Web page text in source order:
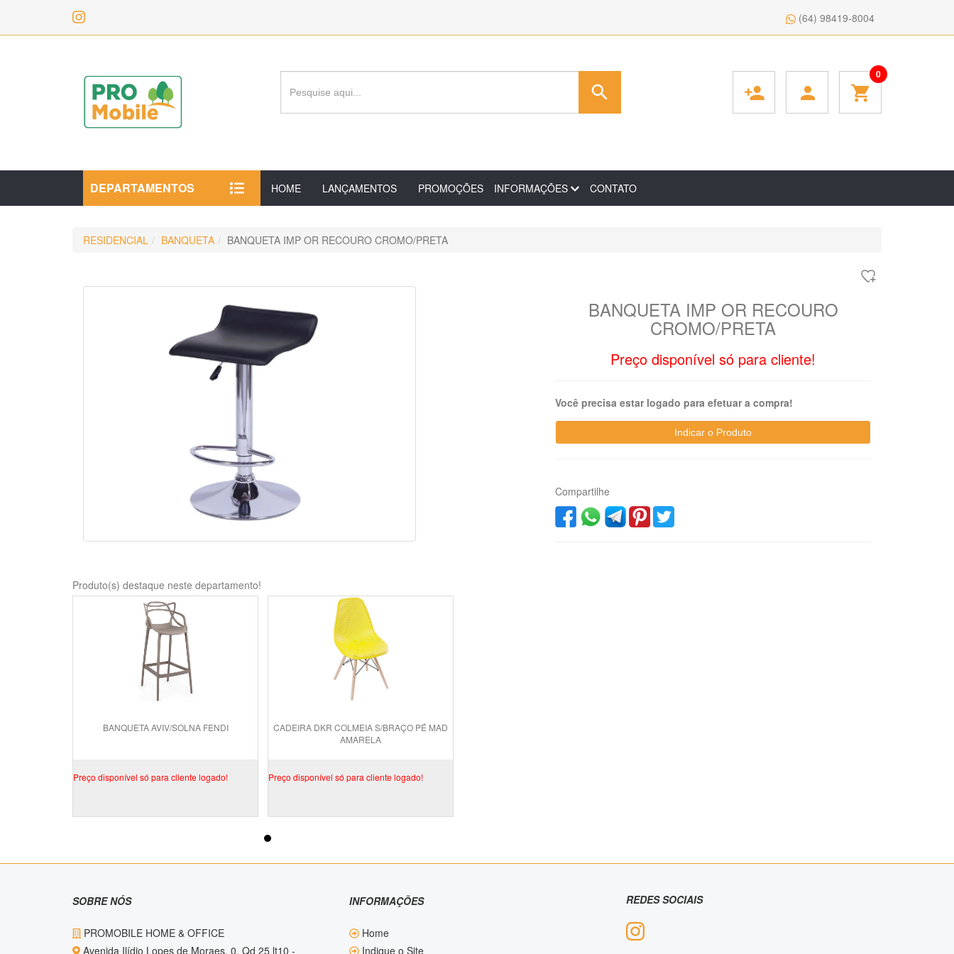
(64) 98419-8004
search shopping_cart
0
person
person_add
DEPARTAMENTOS HOME LANÇAMENTOS PROMOÇÕES INFORMAÇÕES CONTATO
RESIDENCIAL BANQUETA BANQUETA IMP OR RECOURO CROMO/PRETA
BANQUETA IMP OR RECOURO
CROMO/PRETA
Preço disponível só para cliente!
Você precisa estar logado para efetuar a compra!
Compartilhe
Produto(s) destaque neste departamento!
BANQUETA AVIV/SOLNA FENDI
Preço disponível só para cliente logado!
CADEIRA DKR COLMEIA S/BRAÇO PÉ MAD
AMARELA
Preço disponível só para cliente logado!
SOBRE NÓS
PROMOBILE HOME & OFFICE
Avenida Ilídio Lopes de Moraes, 0, Qd 25 lt10 -
INFORMAÇÕES
Home
Indique o Site
REDES SOCIAIS